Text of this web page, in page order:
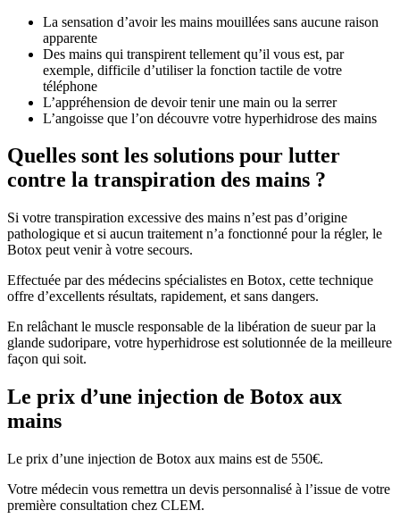
La sensation d’avoir les mains mouillées sans aucune raison
apparente
Des mains qui transpirent tellement qu’il vous est, par
exemple, difficile d’utiliser la fonction tactile de votre
téléphone
L’appréhension de devoir tenir une main ou la serrer
L’angoisse que l’on découvre votre hyperhidrose des mains
Quelles sont les solutions pour lutter
contre la transpiration des mains ?
Si votre transpiration excessive des mains n’est pas d’origine
pathologique et si aucun traitement n’a fonctionné pour la régler, le
Botox peut venir à votre secours.
Effectuée par des médecins spécialistes en Botox, cette technique
offre d’excellents résultats, rapidement, et sans dangers.
En relâchant le muscle responsable de la libération de sueur par la
glande sudoripare, votre hyperhidrose est solutionnée de la meilleure
façon qui soit.
Le prix d’une injection de Botox aux
mains
Le prix d’une injection de Botox aux mains est de 550€.
Votre médecin vous remettra un devis personnalisé à l’issue de votre
première consultation chez CLEM.